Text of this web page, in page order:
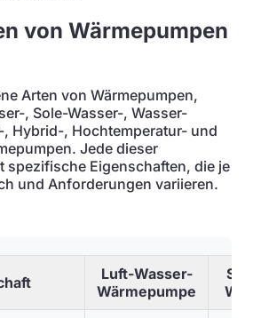
von Wärmepumpen
Arten von Wärmepumpen,
, Sole-Wasser-, Wasser-
Hybrid-, Hochtemperatur- und
Jede dieser
spezifische Eigenschaften, die je
und Anforderungen variieren.
Luft-Wasser-
Wärmepumpe